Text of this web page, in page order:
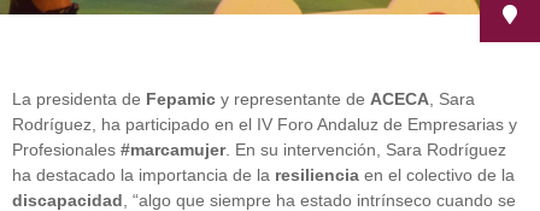
La presidenta de Fepamic y representante de ACECA , Sara
Rodríguez, ha participado en el IV Foro Andaluz de Empresarias y
Profesionales #marcamujer. En su intervención, Sara Rodríguez
ha destacado la importancia de la resiliencia en el colectivo de la
discapacidad , “algo que siempre ha estado intrínseco cuando se